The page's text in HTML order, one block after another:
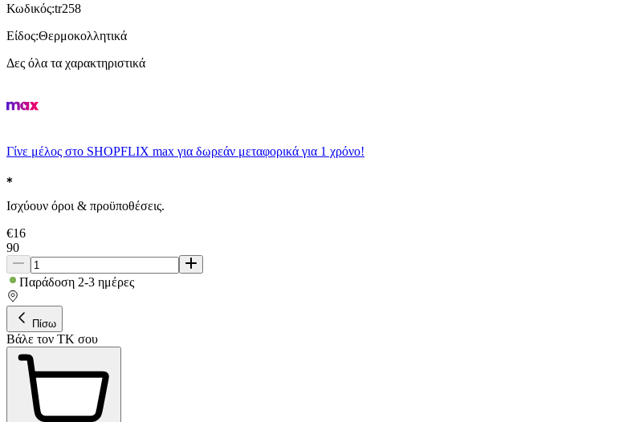
Κωδικός:tr258
Είδος:Θερμοκολλητικά
Δες όλα τα χαρακτηριστικά
Γίνε μέλος στο SHOPFLIX max για δωρεάν μεταφορικά για 1 χρόνο!
Ισχύουν όροι & προϋποθέσεις.
€16
90
Παράδοση 2-3 ημέρες
Πίσω
Βάλε τον ΤΚ σου